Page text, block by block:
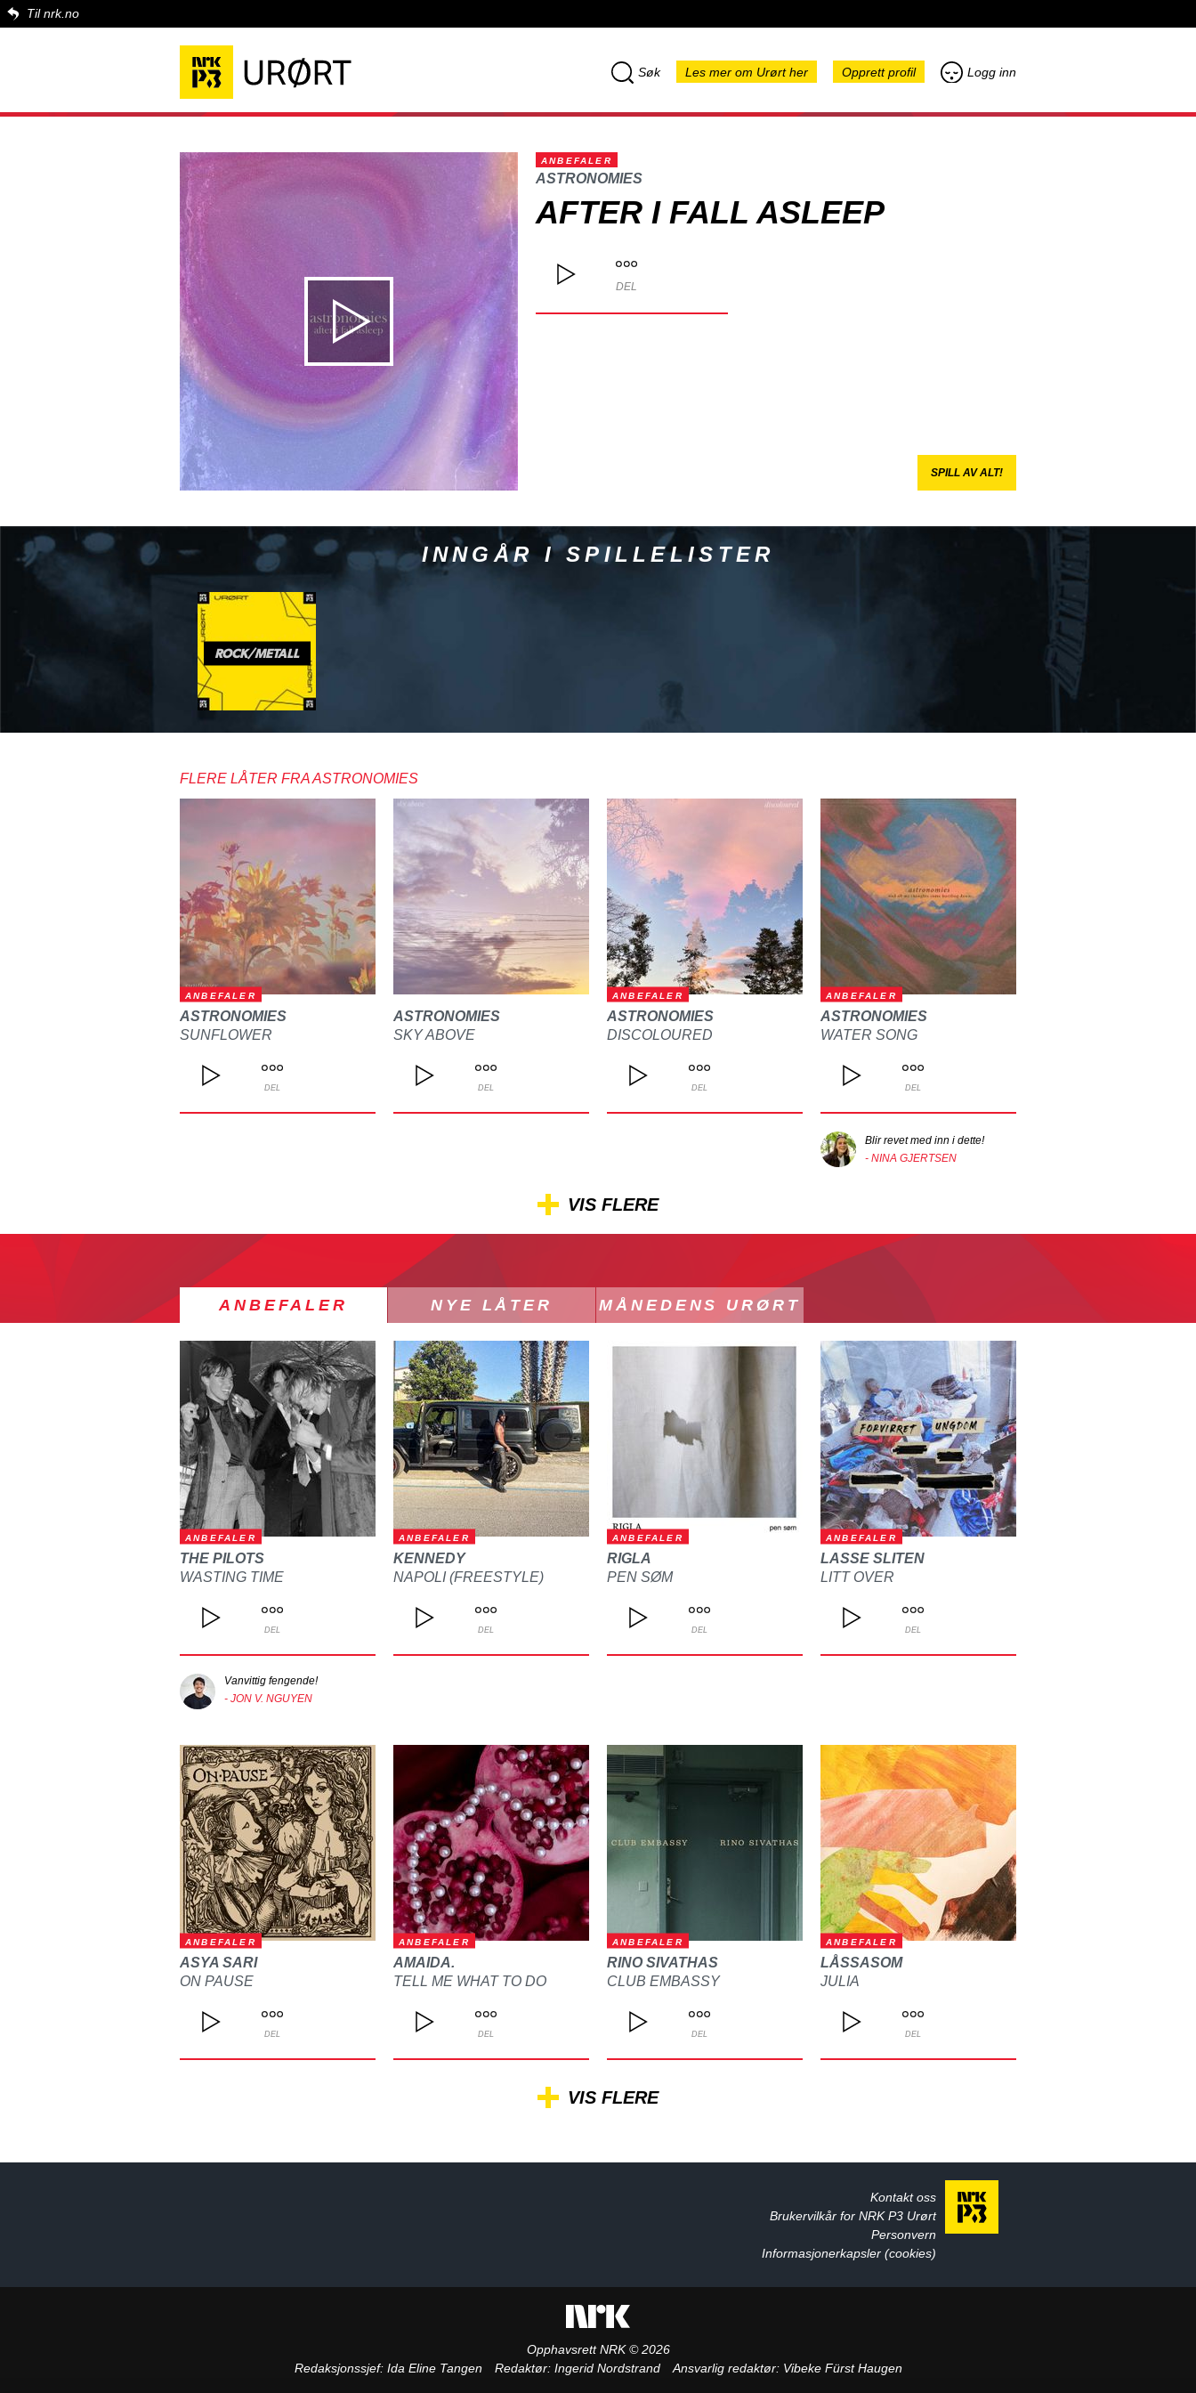
Til nrk.no
Søk Les mer om Urørt her Opprett profil Logg inn
ANBEFALER
ASTRONOMIES
AFTER I FALL ASLEEP
DEL
SPILL AV ALT!
INNGÅR I SPILLELISTER
ROCK/METALL
FLERE LÅTER FRA ASTRONOMIES
ANBEFALER
ASTRONOMIES
SUNFLOWER
DEL
ASTRONOMIES
SKY ABOVE
DEL
ANBEFALER
ASTRONOMIES
DISCOLOURED
DEL
ANBEFALER
ASTRONOMIES
WATER SONG
DEL
Blir revet med inn i dette!
- NINA GJERTSEN
VIS FLERE
ANBEFALER NYE LÅTER MÅNEDENS URØRT
ANBEFALER
THE PILOTS
WASTING TIME
DEL
Vanvittig fengende!
- JON V. NGUYEN
ANBEFALER
KENNEDY
NAPOLI (FREESTYLE)
DEL
ANBEFALER
RIGLA
PEN SØM
DEL
ANBEFALER
LASSE SLITEN
LITT OVER
DEL
ANBEFALER
ASYA SARI
ON PAUSE
DEL
ANBEFALER
AMAIDA.
TELL ME WHAT TO DO
DEL
ANBEFALER
RINO SIVATHAS
CLUB EMBASSY
DEL
ANBEFALER
LÅSSASOM
JULIA
DEL
VIS FLERE
Kontakt oss
Brukervilkår for NRK P3 Urørt
Personvern
Informasjonerkapsler (cookies)
Opphavsrett NRK © 2026
Redaksjonssjef: Ida Eline Tangen Redaktør: Ingerid Nordstrand Ansvarlig redaktør: Vibeke Fürst Haugen